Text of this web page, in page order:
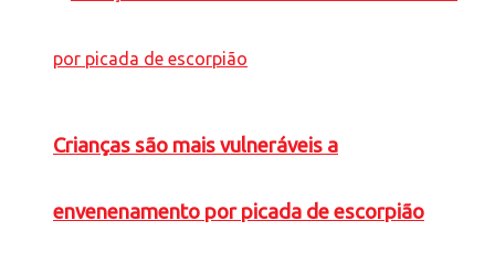
Crianças são mais vulneráveis a
envenenamento por picada de escorpião